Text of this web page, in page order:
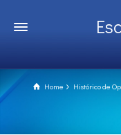
Home Histórico de